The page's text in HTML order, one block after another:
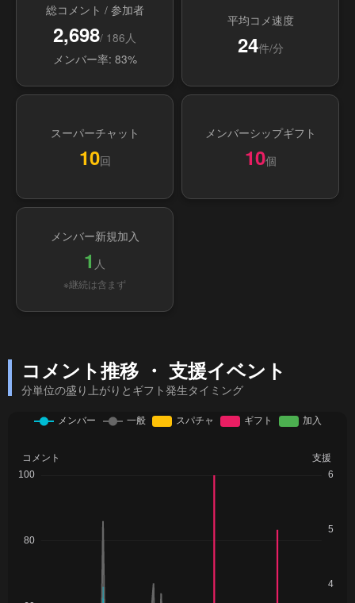
総コメント / 参加者
2,698/ 186人
メンバー率: 83%
平均コメ速度
24件/分
スーパーチャット
10回
メンバーシップギフト
10個
メンバー新規加入
1 人
※継続は含まず
コメント推移 ・ 支援イベント
分単位の盛り上がりとギフト発生タイミング